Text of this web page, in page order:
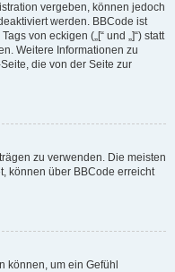
vergeben, können jedoch
werden. BBCode ist
von eckigen („[“ und „]“) statt
Weitere Informationen zu
die von der Seite zur
zu verwenden. Die meisten
können über BBCode erreicht
können, um ein Gefühl